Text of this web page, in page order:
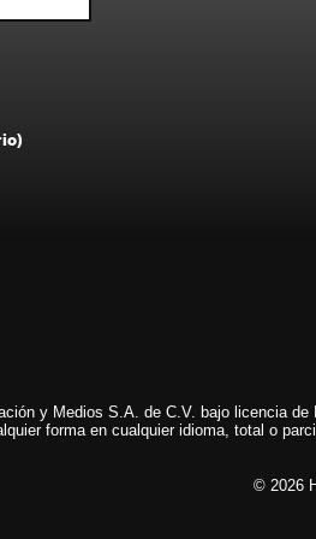
y Medios S.A. de C.V. bajo licencia
forma en cualquier idioma, total o
© 2026